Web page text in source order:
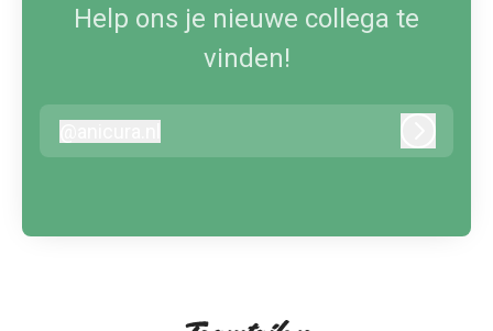
Help ons je nieuwe collega te
vinden!
anicura.nl